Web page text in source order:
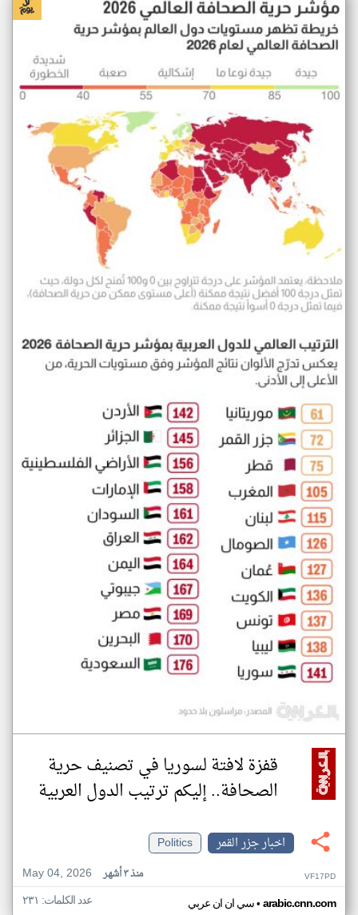
قفزة لافتة لسوريا في تصنيف حرية
الصحافة.. إليكم ترتيب الدول العربية
اخبار جزر القمر
Politics
May 04, 2026
منذ ٣ أشهر VF17PD
سي ان ان عربي• arabic.cnn.com عدد الكلمات: ٢٣١